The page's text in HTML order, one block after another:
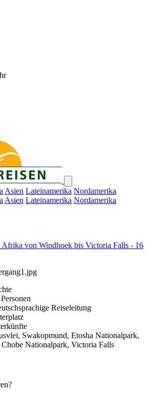
Asien Lateinamerika Nordamerika
Asien Lateinamerika Nordamerika
Afrika von Windhoek bis Victoria Falls - 16
Reiseleitung
Swakopmund, Etosha Nationalpark,
Nationalpark, Victoria Falls